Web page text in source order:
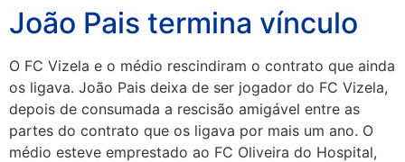
João Pais termina vínculo
O FC Vizela e o médio rescindiram o contrato que ainda
os ligava. João Pais deixa de ser jogador do FC Vizela,
depois de consumada a rescisão amigável entre as
partes do contrato que os ligava por mais um ano. O
médio esteve emprestado ao FC Oliveira do Hospital,